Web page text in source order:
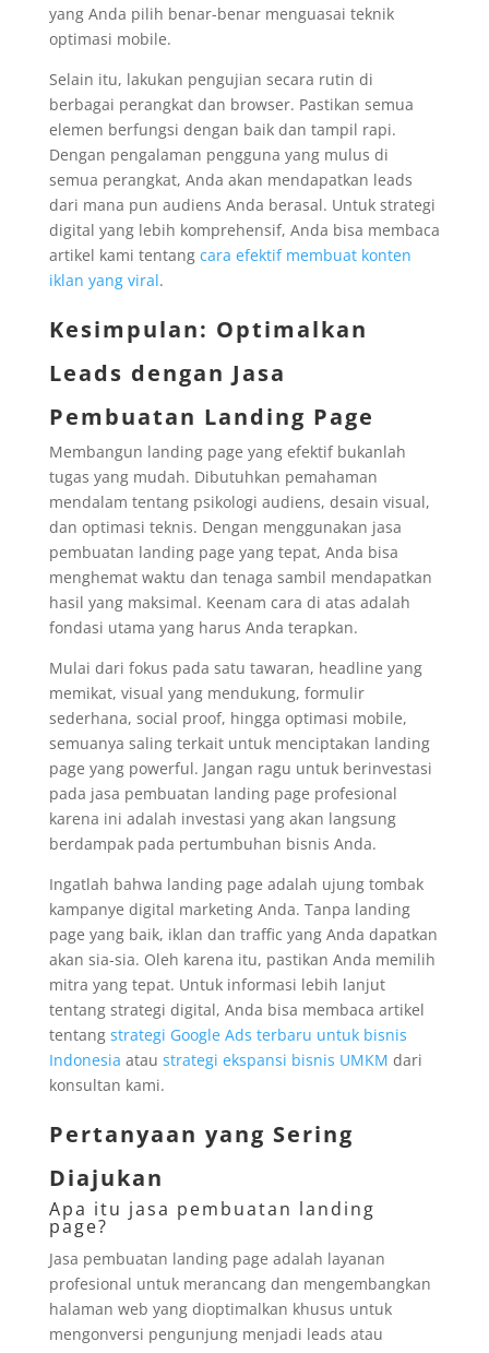
yang Anda pilih benar-benar menguasai teknik
optimasi mobile.
Selain itu, lakukan pengujian secara rutin di
berbagai perangkat dan browser. Pastikan semua
elemen berfungsi dengan baik dan tampil rapi.
Dengan pengalaman pengguna yang mulus di
semua perangkat, Anda akan mendapatkan leads
dari mana pun audiens Anda berasal. Untuk strategi
digital yang lebih komprehensif, Anda bisa membaca
artikel kami tentang cara efektif membuat konten
iklan yang viral.
Kesimpulan: Optimalkan
Leads dengan Jasa
Pembuatan Landing Page
Membangun landing page yang efektif bukanlah
tugas yang mudah. Dibutuhkan pemahaman
mendalam tentang psikologi audiens, desain visual,
dan optimasi teknis. Dengan menggunakan jasa
pembuatan landing page yang tepat, Anda bisa
menghemat waktu dan tenaga sambil mendapatkan
hasil yang maksimal. Keenam cara di atas adalah
fondasi utama yang harus Anda terapkan.
Mulai dari fokus pada satu tawaran, headline yang
memikat, visual yang mendukung, formulir
sederhana, social proof, hingga optimasi mobile,
semuanya saling terkait untuk menciptakan landing
page yang powerful. Jangan ragu untuk berinvestasi
pada jasa pembuatan landing page profesional
karena ini adalah investasi yang akan langsung
berdampak pada pertumbuhan bisnis Anda.
Ingatlah bahwa landing page adalah ujung tombak
kampanye digital marketing Anda. Tanpa landing
page yang baik, iklan dan traffic yang Anda dapatkan
akan sia-sia. Oleh karena itu, pastikan Anda memilih
mitra yang tepat. Untuk informasi lebih lanjut
tentang strategi digital, Anda bisa membaca artikel
tentang strategi Google Ads terbaru untuk bisnis
Indonesia atau strategi ekspansi bisnis UMKM dari
konsultan kami.
Pertanyaan yang Sering
Diajukan
Apa itu jasa pembuatan landing
page?
Jasa pembuatan landing page adalah layanan
profesional untuk merancang dan mengembangkan
halaman web yang dioptimalkan khusus untuk
mengonversi pengunjung menjadi leads atau